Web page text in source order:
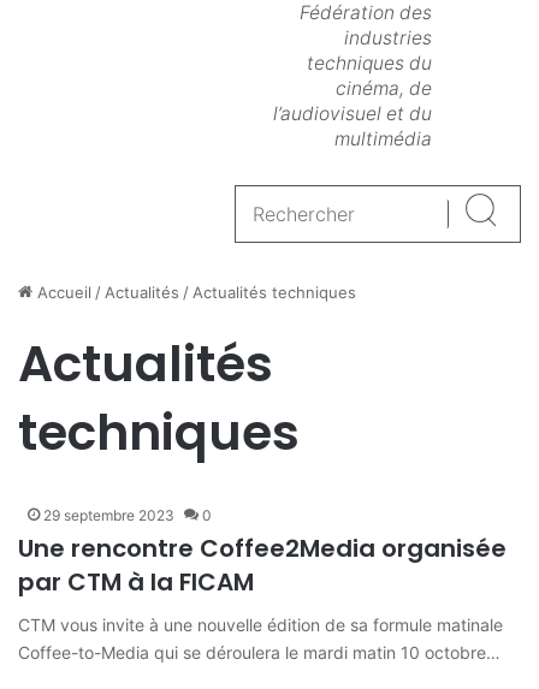
Fédération des
industries
techniques du
cinéma, de
l’audiovisuel et du
multimédia
Accueil / Actualités / Actualités techniques
Actualités
techniques
29 septembre 2023 0
Une rencontre Coffee2Media organisée
par CTM à la FICAM
CTM vous invite à une nouvelle édition de sa formule matinale
Coffee-to-Media qui se déroulera le mardi matin 10 octobre…